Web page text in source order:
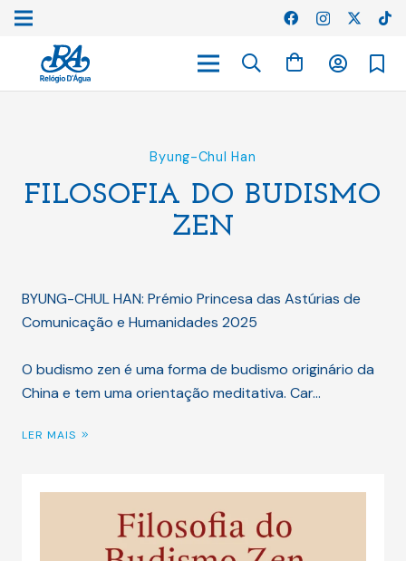
Byung-Chul Han
FILOSOFIA DO BUDISMO
ZEN
BYUNG-CHUL HAN: Prémio Princesa das Astúrias de
Comunicação e Humanidades 2025
O budismo zen é uma forma de budismo originário da
China e tem uma orientação meditativa. Car…
LER MAIS